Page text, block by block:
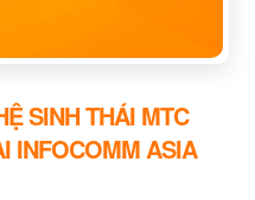
SINH THÁI MTC
INFOCOMM ASIA